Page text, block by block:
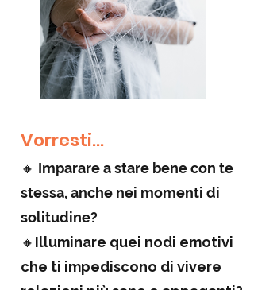
​Vorresti...
🔸 Imparare a stare bene con te
stessa, anche nei momenti di
solitudine?
🔸 Illuminare quei nodi emotivi
che ti impediscono di vivere